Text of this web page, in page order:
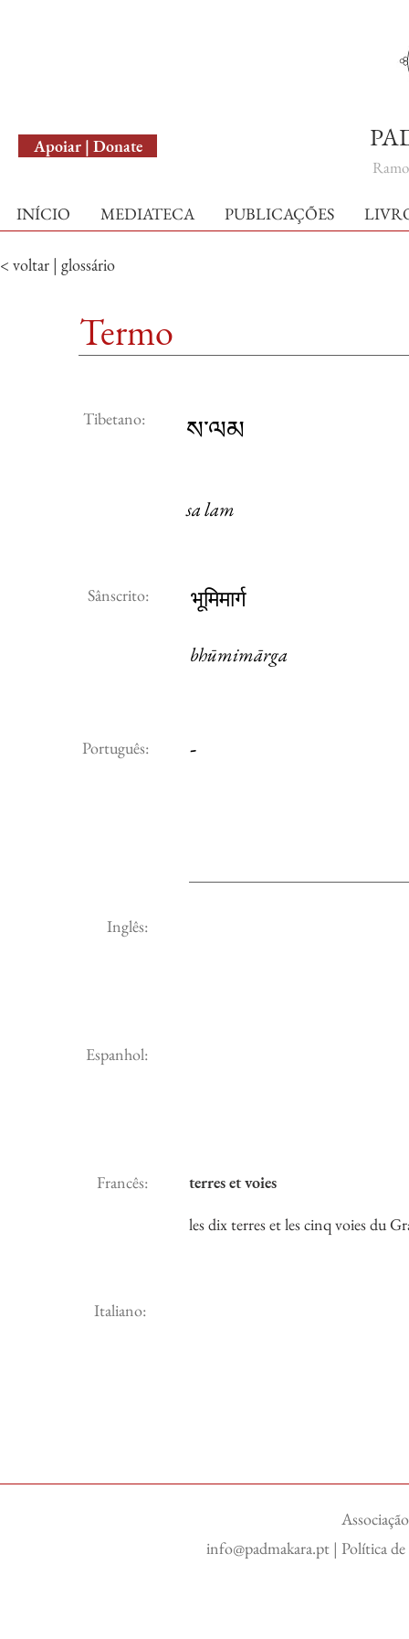
Apoiar | Donate
INÍCIO MEDIATECA PUBLICAÇÕES
< voltar | glossário
Termo
Tibetano: ས་ལམ
sa lam
Sânscrito: भूमिमार्ग
bhūmimārga
Português: -
Inglês:
Espanhol:
Francês:
terres et voies
les dix terres et les cinq voies du
Italiano:
info@padmakara.pt | Política